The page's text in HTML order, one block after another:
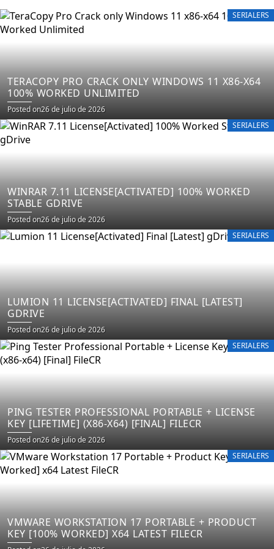
SERIALERS
TERACOPY PRO CRACK ONLY WINDOWS 11 X86-X64
100% WORKED UNLIMITED
Posted on26 de julio de 2026
SERIALERS
WINRAR 7.11 LICENSE[ACTIVATED] 100% WORKED
STABLE GDRIVE
Posted on26 de julio de 2026
SERIALERS
LUMION 11 LICENSE[ACTIVATED] FINAL [LATEST]
GDRIVE
Posted on26 de julio de 2026
SERIALERS
PING TESTER PROFESSIONAL PORTABLE + LICENSE
KEY [LIFETIME] (X86-X64) [FINAL] FILECR
Posted on26 de julio de 2026
SERIALERS
VMWARE WORKSTATION 17 PORTABLE + PRODUCT
KEY [100% WORKED] X64 LATEST FILECR